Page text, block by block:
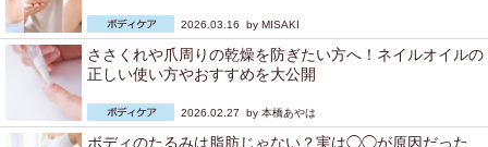
2026.03.16 by MISAKI
ささくれや爪周りの乾燥を防ぎたい方へ！ネイルオイルの
正しい使い方やおすすめを大公開
2026.02.27 by 本橋あやは
ボディのたるみは脂肪じゃない？実は◯◯が原因だった